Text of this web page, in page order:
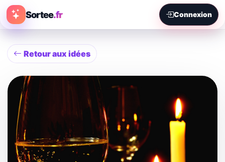
Sortee.fr Connexion
Retour aux idées